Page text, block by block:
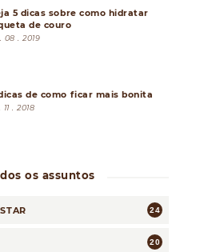
5 dicas sobre como hidratar
de couro
08 . 2019
de como ficar mais bonita
11 . 2018
os assuntos
24
20